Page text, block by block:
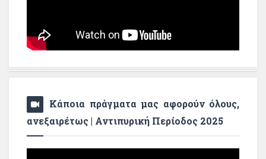
Κάποια πράγματα μας αφορούν όλους,
ανεξαιρέτως | Αντιπυρική Περίοδος 2025